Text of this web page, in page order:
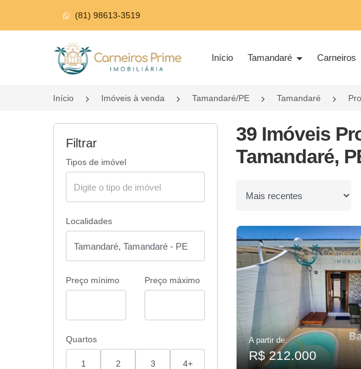
(81) 98613-3519
Página inicial
Início Tamandaré Carneiros
Início Imóveis à venda Tamandaré/PE Tamandaré
Filtrar
Tipos de imóvel
Localidades
Preço mínimo Preço máximo
Quartos
1 2 3 4+
39 Imóveis
Tamandaré,
Ordenar por
A partir de:
R$ 212.000